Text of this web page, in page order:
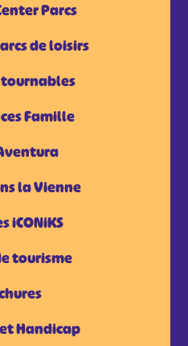
Parcs
de loisirs
Famille
la Vienne
iCONiKS
tourisme
Handicap